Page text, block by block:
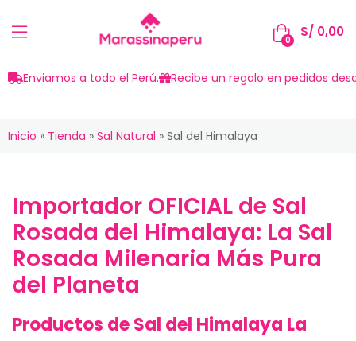
0
S/ 0,00
Enviamos a todo el Perú. Recibe un regalo en pedidos
Inicio » Tienda » Sal Natural » Sal del Himalaya
Importador OFICIAL de Sal
Rosada del Himalaya: La Sal
Rosada Milenaria Más Pura
del Planeta
Productos de Sal del Himalaya La